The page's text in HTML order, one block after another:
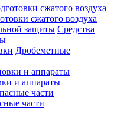
сжатого воздуха
Средства
Дробеметные
и аппараты
части